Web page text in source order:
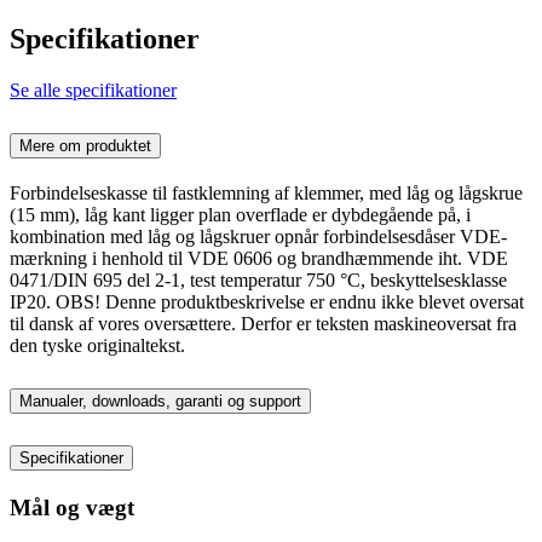
Specifikationer
Se alle specifikationer
Mere om produktet
Forbindelseskasse til fastklemning af klemmer, med låg og lågskrue
(15 mm), låg kant ligger plan overflade er dybdegående på, i
kombination med låg og lågskruer opnår forbindelsesdåser VDE-
mærkning i henhold til VDE 0606 og brandhæmmende iht. VDE
0471/DIN 695 del 2-1, test temperatur 750 °C, beskyttelsesklasse
IP20. OBS! Denne produktbeskrivelse er endnu ikke blevet oversat
til dansk af vores oversættere. Derfor er teksten maskineoversat fra
den tyske originaltekst.
Manualer, downloads, garanti og support
Specifikationer
Mål og vægt